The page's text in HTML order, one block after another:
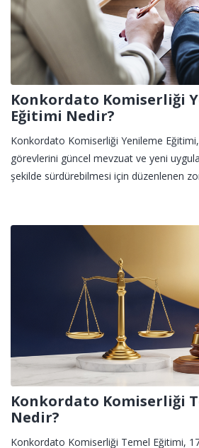
Konkordato Komiserliği
Eğitimi Nedir?
Konkordato Komiserliği Yenileme
görevlerini güncel mevzuat ve yeni
şekilde sürdürebilmesi için düzenlenen
programıdır. Katılımcılar, eğitim
Konkordato Komiserliği
Nedir?
Konkordato Komiserliği Temel Eğitimi,